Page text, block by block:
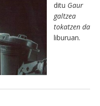
ditu Gaur
galtzea
tokatzen da
liburuan.